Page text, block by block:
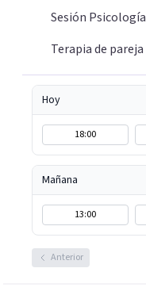
Sesión Psicología
Terapia de pareja
Hoy
18:00
Mañana
13:00
Anterior